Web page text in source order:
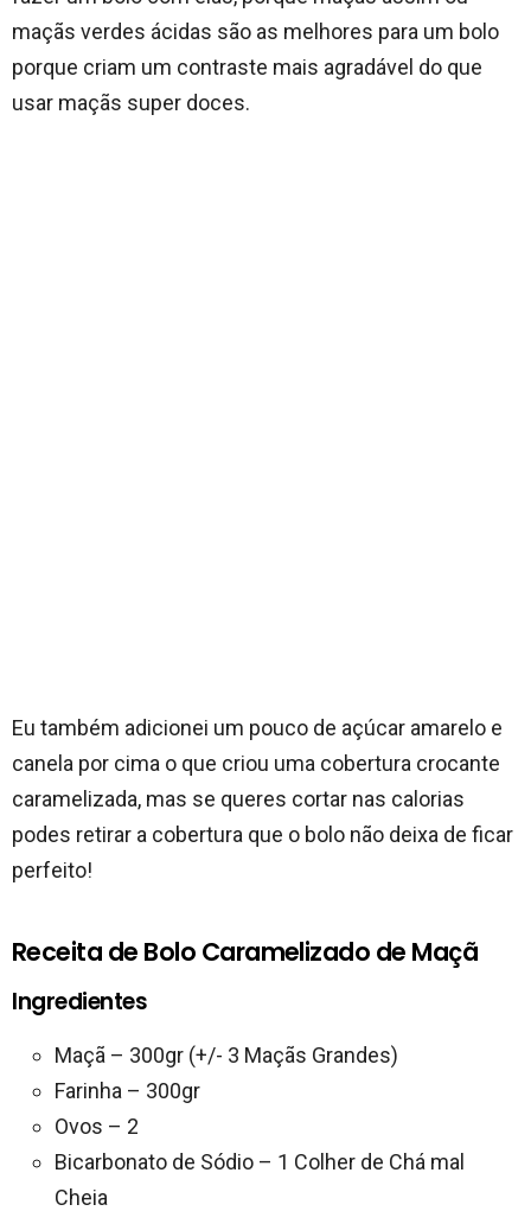
maçãs verdes ácidas são as melhores para um bolo
porque criam um contraste mais agradável do que
usar maçãs super doces.
Eu também adicionei um pouco de açúcar amarelo e
canela por cima o que criou uma cobertura crocante
caramelizada, mas se queres cortar nas calorias
podes retirar a cobertura que o bolo não deixa de ficar
perfeito!
Receita de Bolo Caramelizado de Maçã
Ingredientes
Maçã – 300gr (+/- 3 Maçãs Grandes)
Farinha – 300gr
Ovos – 2
Bicarbonato de Sódio – 1 Colher de Chá mal
Cheia